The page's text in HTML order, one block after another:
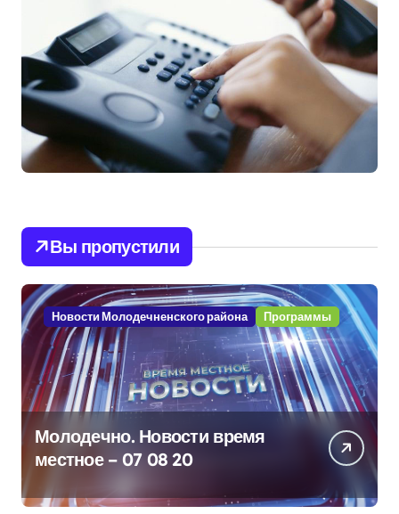
Вы пропустили
Новости Молодечненского района Программы
Молодечно. Новости время
местное – 07 08 20